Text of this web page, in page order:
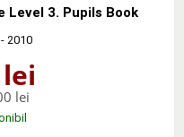
Level 3. Pupils Book
- 2010
lei
lei